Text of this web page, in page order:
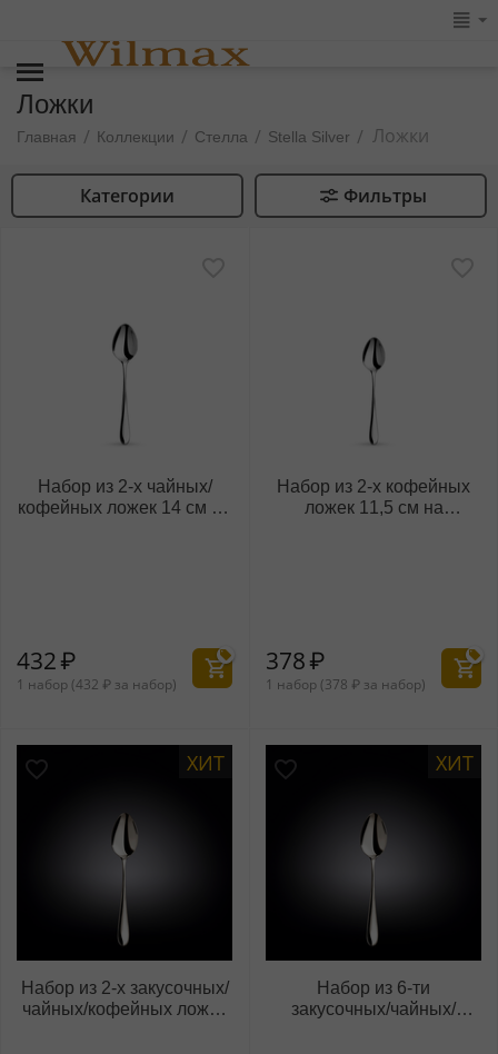
Ложки
Главная / Коллекции / Стелла / Stella Silver / Ложки
Категории Фильтры
Набор из 2-х чайных/
кофейных ложек 14 см на
432₽
1 набор (432 ₽ за набор)
Набор из 2-х кофейных
ложек 11,5 см на
378₽
1 набор (378 ₽ за набор)
ХИТ
Набор из 2-х закусочных/
чайных/кофейных ложек
ХИТ
Набор из 6-ти
закусочных/чайных/